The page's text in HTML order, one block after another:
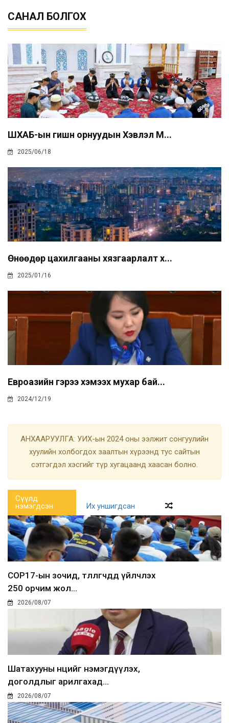
САНАЛ БОЛГОХ
ШХАБ-ын гишүүн орнуудын Хэвлэл М...
2025/06/18
Өнөөдөр цахилгааны хязгаарлалт х...
2025/01/16
Евроазийн гэрээ хэмээх мухар бай...
2024/12/19
АНХААРУУЛГА: УИХ-ын 2024 оны ээлжит сонгуулийн
хуулийн холбогдох заалтын хүрээнд тус сайтын
сэтгэгдэл хэсгийг түр хугацаанд хаасан болно.
Сүүлд
нэмэгдсэн
Их уншигдсан
COP17-ын зочид, төлөөлөгчдөд үйлчлэх
250 орчим жол...
2026/08/07
Шатахууны нөөцийг нэмэгдүүлэх,
доголдлыг арилгахад...
2026/08/07